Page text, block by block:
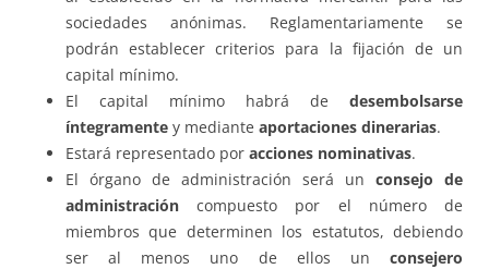
sociedades anónimas. Reglamentariamente se
podrán establecer criterios para la fijación de un
capital mínimo.
El capital mínimo habrá de desembolsarse
íntegramente y mediante aportaciones dinerarias.
Estará representado por acciones nominativas.
El órgano de administración será un consejo de
administración compuesto por el número de
miembros que determinen los estatutos, debiendo
ser al menos uno de ellos un consejero